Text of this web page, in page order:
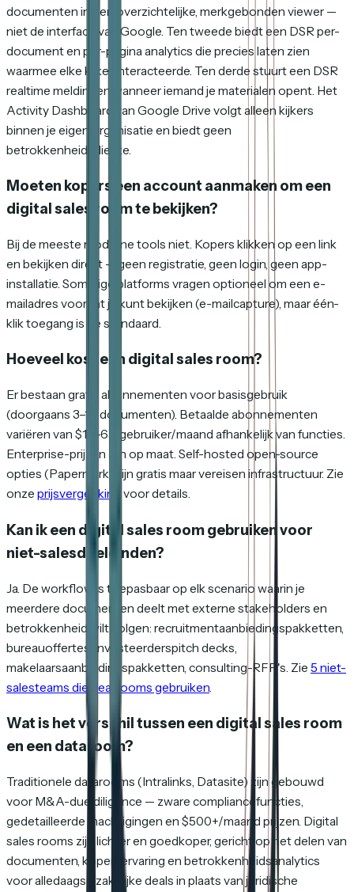
documenten in een overzichtelijke, merkgebonden viewer —
niet de interface van Google. Ten tweede biedt een DSR per-
document en per-pagina analytics die precies laten zien
waarmee elke kijker interacteerde. Ten derde stuurt een DSR
realtime meldingen wanneer iemand je materialen opent. Het
Activity Dashboard van Google Drive volgt alleen kijkers
binnen je eigen organisatie en biedt geen
betrokkenheidsdiepte.
Moeten kopers een account aanmaken om een
digital sales room te bekijken?
Bij de meeste moderne tools niet. Kopers klikken op een link
en bekijken direct — geen registratie, geen login, geen app-
installatie. Sommige platforms vragen optioneel om een e-
mailadres voordat je kunt bekijken (e-mailcapture), maar één-
klik toegang is de standaard.
Hoeveel kost een digital sales room?
Er bestaan gratis abonnementen voor basisgebruik
(doorgaans 3–10 documenten). Betaalde abonnementen
variëren van $10–65/gebruiker/maand afhankelijk van functies.
Enterprise-prijzen zijn op maat. Self-hosted open-source
opties (Papermark) zijn gratis maar vereisen infrastructuur. Zie
onze prijsvergelijking voor details.
Kan ik een digital sales room gebruiken voor
niet-salesdoeleinden?
Ja. De workflow is toepasbaar op elk scenario waarin je
meerdere documenten deelt met externe stakeholders en
betrokkenheid wilt volgen: recruitmentaanbiedingspakketten,
bureauoffertes, investeerderspitch decks,
makelaarsaanbiedingspakketten, consulting-RFP's. Zie 5 niet-
salesteams die deal rooms gebruiken
Wat is het verschil tussen een digital sales room
en een dataroom?
Traditionele datarooms (Intralinks, Datasite) zijn gebouwd
voor M&A-due diligence — zware compliancefuncties,
gedetailleerde machtigingen en $500+/maand prijzen. Digital
sales rooms zijn lichter en goedkoper, gericht op het delen van
documenten, koperservaring en betrokkenheidsanalytics
voor alledaagse zakelijke deals in plaats van juridische